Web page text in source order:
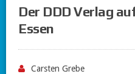
Der DDD Verlag
Essen
Carsten Grebe